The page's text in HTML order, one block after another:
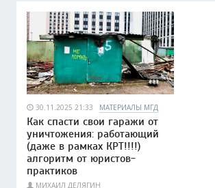
30.11.2025 21:33 МАТЕРИАЛЫ МГД
Как спасти свои гаражи от
уничтожения: работающий
(даже в рамках КРТ!!!!)
алгоритм от юристов-
практиков
МИХАИЛ ДЕЛЯГИН